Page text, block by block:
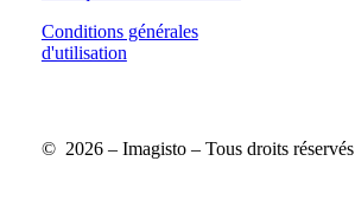
Conditions générales
d'utilisation
© 2026– Imagisto – Tous droits réservés